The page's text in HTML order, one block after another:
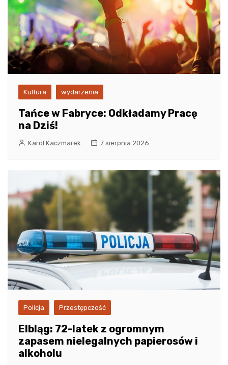
Kultura wydarzenia
Tańce w Fabryce: Odkładamy Pracę
na Dziś!
Karol Kaczmarek 7 sierpnia 2026
Policja Przestępczość
Elbląg: 72-latek z ogromnym
zapasem nielegalnych papierosów i
alkoholu